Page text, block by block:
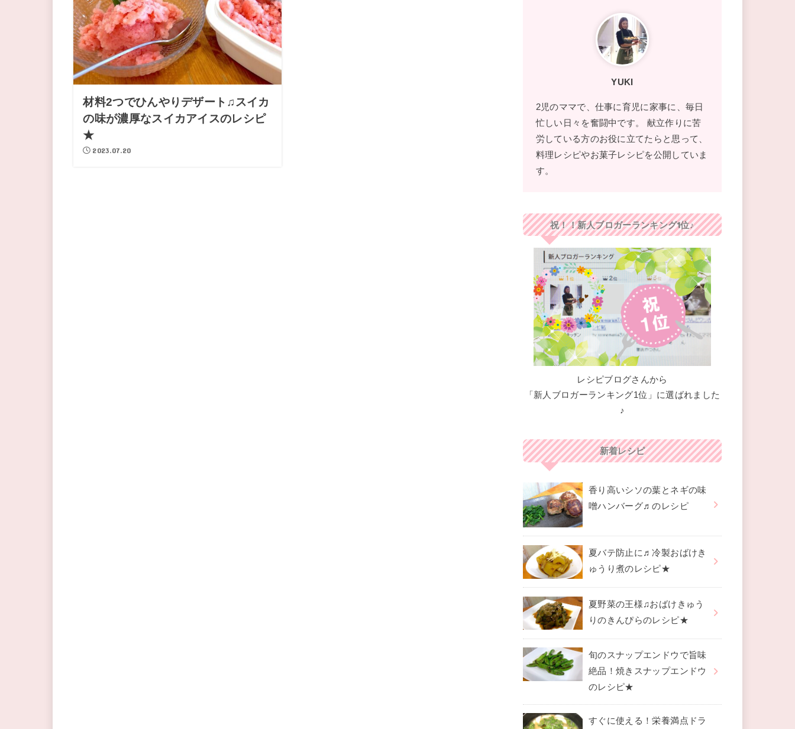
材料2つでひんやりデザート♫スイカ
の味が濃厚なスイカアイスのレシピ
★
2023.07.20
YUKI
2児のママで、仕事に育児に家事に、毎日
忙しい日々を奮闘中です。 献立作りに苦
労している方のお役に立てたらと思って、
料理レシピやお菓子レシピを公開していま
す。
祝！！新人ブロガーランキング1位♪
レシピブログさんから
「新人ブロガーランキング1位」に選ばれました
♪
新着レシピ
香り高いシソの葉とネギの味
噌ハンバーグ♬のレシピ
夏バテ防止に♬冷製おばけき
ゅうり煮のレシピ★
夏野菜の王様♫おばけきゅう
りのきんぴらのレシピ★
旬のスナップエンドウで旨味
絶品！焼きスナップエンドウ
のレシピ★
すぐに使える！栄養満点ドラ